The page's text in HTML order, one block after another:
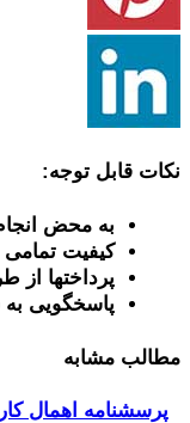
نکات قابل توجه:
به محض
کیفیت
پرداختها
پاسخگویی
مطالب مشابه
پرسشنامه اهمال